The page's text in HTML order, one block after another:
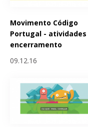
Movimento Código
Portugal - atividades
encerramento
09.12.16